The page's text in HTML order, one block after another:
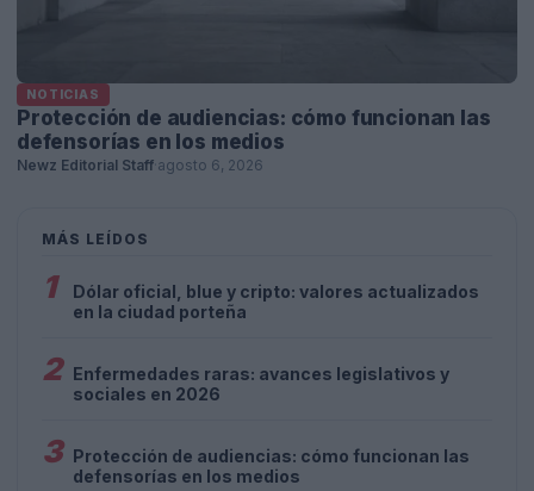
NOTICIAS
Protección de audiencias: cómo funcionan las
defensorías en los medios
Newz Editorial Staff agosto 6, 2026
MÁS LEÍDOS
1
Dólar oficial, blue y cripto: valores actualizados
en la ciudad porteña
2 Enfermedades raras: avances legislativos y
sociales en 2026
3 Protección de audiencias: cómo funcionan las
defensorías en los medios